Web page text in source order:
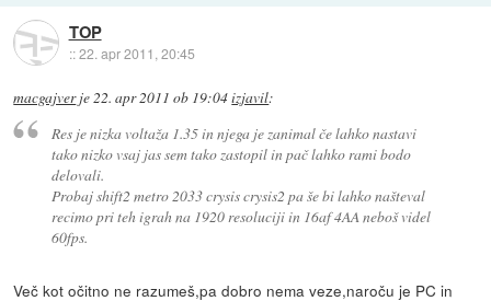
TOP
::22. apr 2011, 20:45
macgajverje22. apr 2011 ob 19:04izjavil:
Res je nizka voltaža 1.35 in njega je zanimal če lahko nastavi
tako nizko vsaj jas sem tako zastopil in pač lahko rami bodo
delovali.
Probaj shift2 metro 2033 crysis crysis2 pa še bi lahko našteval
recimo pri teh igrah na 1920 resoluciji in 16af 4AA neboš videl
60fps.
Več kot očitno ne razumeš,pa dobro nema veze,naroču je PC in